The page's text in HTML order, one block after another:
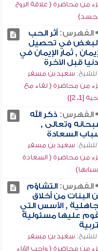
من محاضرة ( علاقة الروح
الفهرس:أثر الحب
في تحصيل
, ثمار الإيمان في
قبل الآخرة
للشيخ: سعيد بن مسفر
من محاضرة ( لقاء مع
[1، 2])
الفهرس: ذكر الله
وتعالى ,
السعادة
للشيخ: سعيد بن مسفر
من محاضرة ( السعادة
الفهرس:التشاؤم
البنات من أخلاق
, الأسس التي
عليها مسئولية
للشيخ: سعيد بن مسفر
من محاضرة ( واجب الآباء